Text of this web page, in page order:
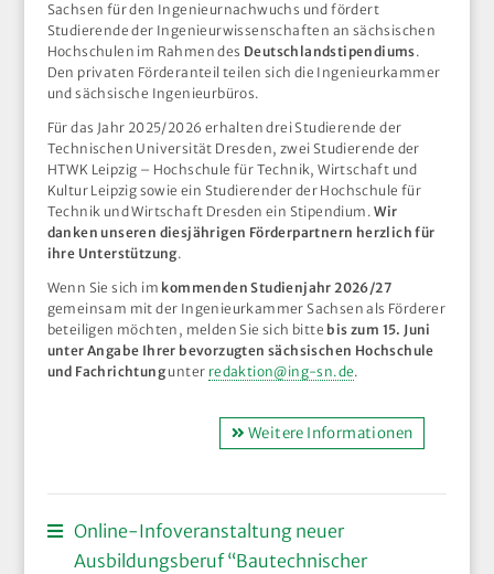
Sachsen für den Ingenieurnachwuchs und fördert
Studierende der Ingenieurwissenschaften an sächsischen
Hochschulen im Rahmen des Deutschlandstipendiums.
Den privaten Förderanteil teilen sich die Ingenieurkammer
und sächsische Ingenieurbüros.
Für das Jahr 2025/2026 erhalten drei Studierende der
Technischen Universität Dresden, zwei Studierende der
HTWK Leipzig – Hochschule für Technik, Wirtschaft und
Kultur Leipzig sowie ein Studierender der Hochschule für
Technik und Wirtschaft Dresden ein Stipendium.Wir
danken unseren diesjährigen Förderpartnern herzlich für
ihre Unterstützung.
Wenn Sie sich im kommenden Studienjahr 2026/27
gemeinsam mit der Ingenieurkammer Sachsen als Förderer
beteiligen möchten, melden Sie sich bitte bis zum 15. Juni
unter Angabe Ihrer bevorzugten sächsischen Hochschule
und Fachrichtungunter redaktion@ing-sn.de.
Weitere Informationen
Online-Infoveranstaltung neuer
Ausbildungsberuf “Bautechnischer